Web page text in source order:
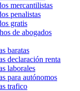
mercantilistas
penalistas
gratis
de abogados
baratas
declaración renta
laborales
para autónomos
trafico